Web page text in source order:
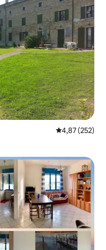
4,87 (252)